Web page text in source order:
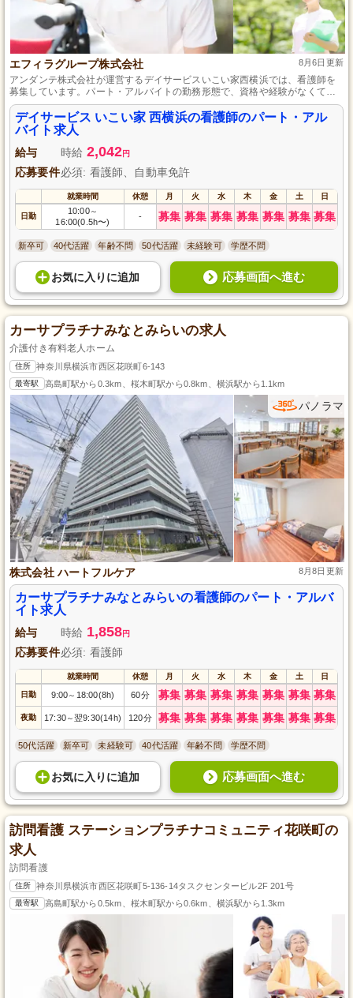
エフィラグループ株式会社 8月6日更新
アンダンテ株式会社が運営するデイサービスいこい家西横浜では、看護師を
募集しています。パート・アルバイトの勤務形態で、資格や経験がなくても
安心して働ける環境です。地域密着型の施設で、高齢者の方々に寄り添いな
がら、笑顔あふれる毎日をサポートしてみませんか？あなたの優しさとケア
で、より豊かな生活を提供するお手伝いをしてください。ご応募お待ちして
おります。
デイサービス いこい家 西横浜の看護師のパート・アル
バイト求人
給与 時給 2,042円
応募要件必須: 看護師、自動車免許
就業時間 休憩 月 火 水 木 金 土 日
日勤
10:00～
16:00(0.5h〜)
- 募集 募集 募集 募集 募集 募集 募集
新卒可 40代活躍 年齢不問 50代活躍 未経験可 学歴不問
お気に入り に追加 応募画面へ進む
カーサプラチナみなとみらいの求人
介護付き有料老人ホーム
住所 神奈川県横浜市西区花咲町6-143
最寄駅 高島町駅から0.3km、桜木町駅から0.8km、横浜駅から1.1km
パノラマ
株式会社 ハートフルケア 8月8日更新
カーサプラチナみなとみらいの看護師のパート・アルバ
イト求人
給与 時給 1,858円
応募要件必須: 看護師
就業時間 休憩 月 火 水 木 金 土 日
日勤 9:00～ 18:00(8h) 60分 募集 募集 募集 募集 募集 募集 募集
夜勤 17:30～翌9:30(14h) 120分 募集 募集 募集 募集 募集 募集 募集
50代活躍 新卒可 未経験可 40代活躍 年齢不問 学歴不問
お気に入り に追加 応募画面へ進む
訪問看護 ステーションプラチナコミュニティ花咲町の
求人
訪問看護
住所 神奈川県横浜市西区花咲町5-136-14タスクセンタービル2F 201号
最寄駅 高島町駅から0.5km、桜木町駅から0.6km、横浜駅から1.3km